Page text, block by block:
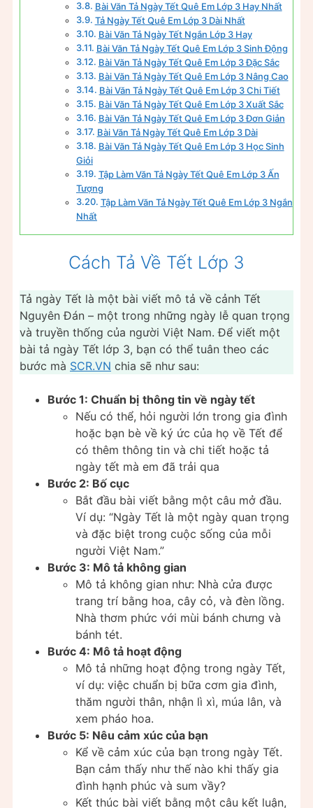
Bài Văn Tả Ngày Tết Quê Em Lớp 3 Hay Nhất
Tả Ngày Tết Quê Em Lớp 3 Dài Nhất
Bài Văn Tả Ngày Tết Ngắn Lớp 3 Hay
Bài Văn Tả Ngày Tết Quê Em Lớp 3 Sinh Động
Bài Văn Tả Ngày Tết Quê Em Lớp 3 Đặc Sắc
Bài Văn Tả Ngày Tết Quê Em Lớp 3 Nâng Cao
Bài Văn Tả Ngày Tết Quê Em Lớp 3 Chi Tiết
Bài Văn Tả Ngày Tết Quê Em Lớp 3 Xuất Sắc
Bài Văn Tả Ngày Tết Quê Em Lớp 3 Đơn Giản
Bài Văn Tả Ngày Tết Quê Em Lớp 3 Dài
Bài Văn Tả Ngày Tết Quê Em Lớp 3 Học Sinh
Giỏi
Tập Làm Văn Tả Ngày Tết Quê Em Lớp 3 Ấn
Tượng
Tập Làm Văn Tả Ngày Tết Quê Em Lớp 3 Ngắn
Nhất
Cách Tả Về Tết Lớp 3
Tả ngày Tết là một bài viết mô tả về cảnh Tết
Nguyên Đán – một trong những ngày lễ quan trọng
và truyền thống của người Việt Nam. Để viết một
bài tả ngày Tết lớp 3, bạn có thể tuân theo các
bước mà SCR.VN chia sẽ như sau:
Bước 1: Chuẩn bị thông tin về ngày tết
Nếu có thể, hỏi người lớn trong gia đình
hoặc bạn bè về ký ức của họ về Tết để
có thêm thông tin và chi tiết hoặc tả
ngày tết mà em đã trải qua
Bước 2: Bố cục
Bắt đầu bài viết bằng một câu mở đầu.
Ví dụ: “Ngày Tết là một ngày quan trọng
và đặc biệt trong cuộc sống của mỗi
người Việt Nam.”
Bước 3: Mô tả không gian
Mô tả không gian như: Nhà cửa được
trang trí bằng hoa, cây cỏ, và đèn lồng.
Nhà thơm phức với mùi bánh chưng và
bánh tét.
Bước 4: Mô tả hoạt động
Mô tả những hoạt động trong ngày Tết,
ví dụ: việc chuẩn bị bữa cơm gia đình,
thăm người thân, nhận lì xì, múa lân, và
xem pháo hoa.
Bước 5: Nêu cảm xúc của bạn
Kể về cảm xúc của bạn trong ngày Tết.
Bạn cảm thấy như thế nào khi thấy gia
đình hạnh phúc và sum vầy?
Kết thúc bài viết bằng một câu kết luận,